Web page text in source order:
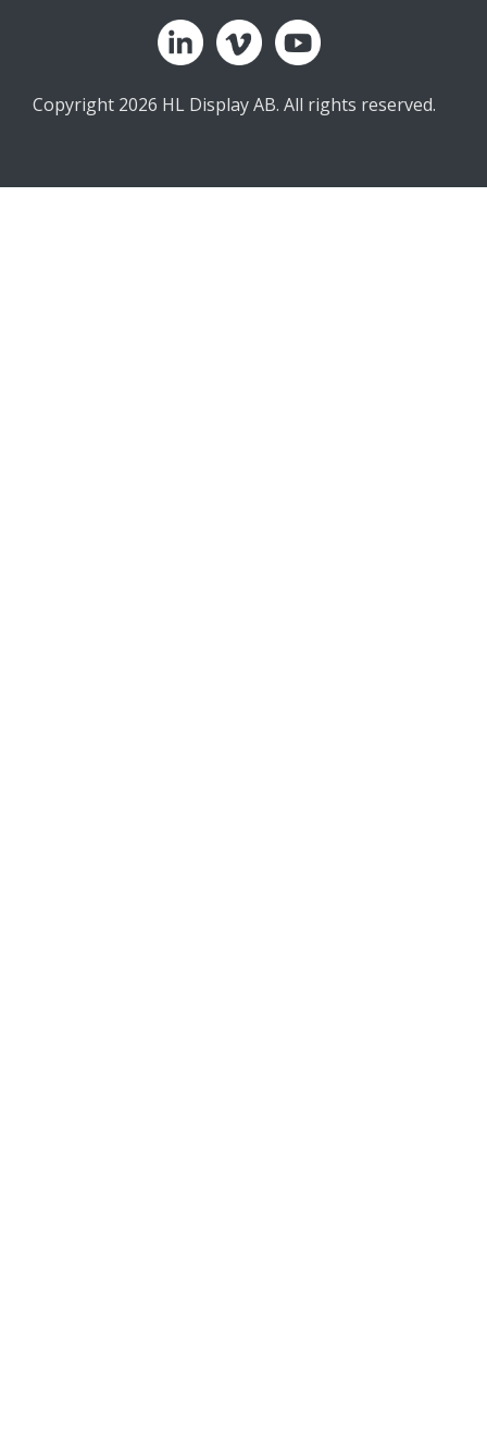
Copyright 2026 HL Display AB. All rights reserved.